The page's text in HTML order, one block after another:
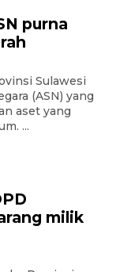
purna
Sulawesi
(ASN) yang
aset yang
...
milik